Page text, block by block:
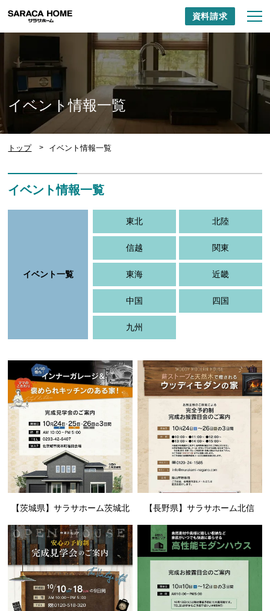
資料請求
イベント情報一覧
トップ イベント情報一覧
イベント情報一覧
イベント一覧
東北 北陸
信越 関東
東海 近畿
中国 四国
九州
【茨城県】サラサホーム茨城北 【長野県】サラサホーム北信